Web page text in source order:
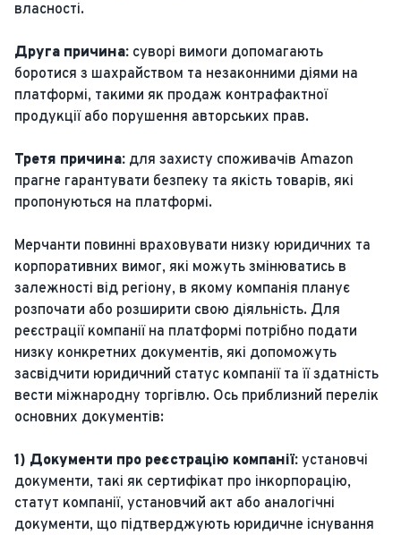
власності.
Друга причина: суворі вимоги допомагають
боротися з шахрайством та незаконними діями на
платформі, такими як продаж контрафактної
продукції або порушення авторських прав.
Третя причина: для захисту споживачів Amazon
прагне гарантувати безпеку та якість товарів, які
пропонуються на платформі.
Мерчанти повинні враховувати низку юридичних та
корпоративних вимог, які можуть змінюватись в
залежності від регіону, в якому компанія планує
розпочати або розширити свою діяльність. Для
реєстрації компанії на платформі потрібно подати
низку конкретних документів, які допоможуть
засвідчити юридичний статус компанії та її здатність
вести міжнародну торгівлю. Ось приблизний перелік
основних документів:
1) Документи про реєстрацію компанії: установчі
документи, такі як сертифікат про інкорпорацію,
статут компанії, установчий акт або аналогічні
документи, що підтверджують юридичне існування